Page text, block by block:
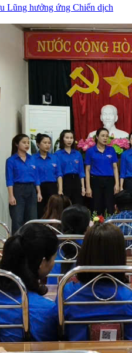
Lũng hưởng ứng Chiến dịch